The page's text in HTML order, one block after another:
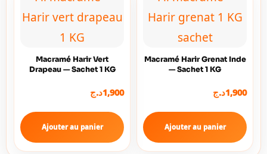
Macramé Harir Grenat Inde
— Sachet 1 KG
1,900د.ج
Ajouter au panier
Macramé Harir Vert
Drapeau — Sachet 1 KG
1,900د.ج
Ajouter au panier